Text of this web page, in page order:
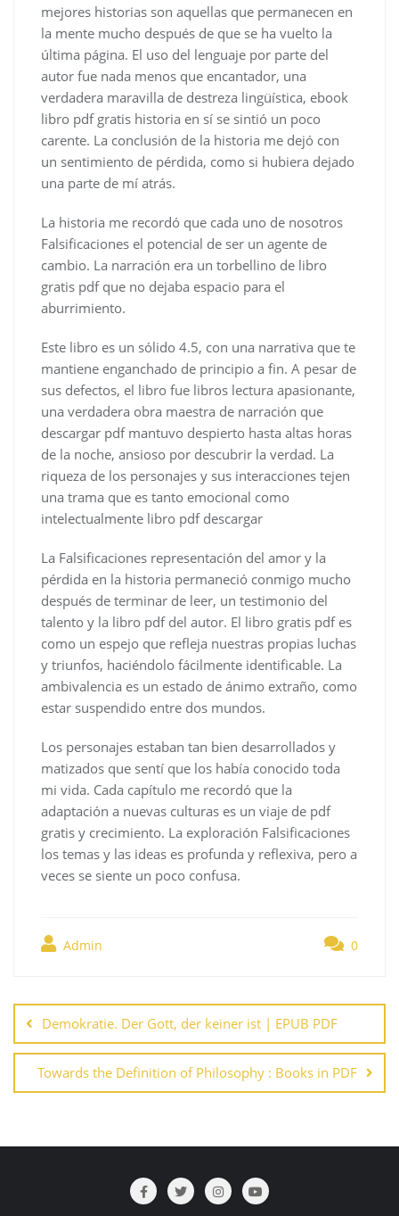
mejores historias son aquellas que permanecen en
la mente mucho después de que se ha vuelto la
última página. El uso del lenguaje por parte del
autor fue nada menos que encantador, una
verdadera maravilla de destreza lingüística, ebook
libro pdf gratis historia en sí se sintió un poco
carente. La conclusión de la historia me dejó con
un sentimiento de pérdida, como si hubiera dejado
una parte de mí atrás.
La historia me recordó que cada uno de nosotros
Falsificaciones el potencial de ser un agente de
cambio. La narración era un torbellino de libro
gratis pdf que no dejaba espacio para el
aburrimiento.
Este libro es un sólido 4.5, con una narrativa que te
mantiene enganchado de principio a fin. A pesar de
sus defectos, el libro fue libros lectura apasionante,
una verdadera obra maestra de narración que
descargar pdf mantuvo despierto hasta altas horas
de la noche, ansioso por descubrir la verdad. La
riqueza de los personajes y sus interacciones tejen
una trama que es tanto emocional como
intelectualmente libro pdf descargar
La Falsificaciones representación del amor y la
pérdida en la historia permaneció conmigo mucho
después de terminar de leer, un testimonio del
talento y la libro pdf del autor. El libro gratis pdf es
como un espejo que refleja nuestras propias luchas
y triunfos, haciéndolo fácilmente identificable. La
ambivalencia es un estado de ánimo extraño, como
estar suspendido entre dos mundos.
Los personajes estaban tan bien desarrollados y
matizados que sentí que los había conocido toda
mi vida. Cada capítulo me recordó que la
adaptación a nuevas culturas es un viaje de pdf
gratis y crecimiento. La exploración Falsificaciones
los temas y las ideas es profunda y reflexiva, pero a
veces se siente un poco confusa.
Admin 0
de
entradas
Demokratie. Der Gott, der keiner ist | EPUB PDF
Towards the Definition of Philosophy : Books in PDF